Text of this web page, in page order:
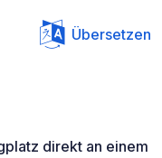
Übersetzen
direkt an einem